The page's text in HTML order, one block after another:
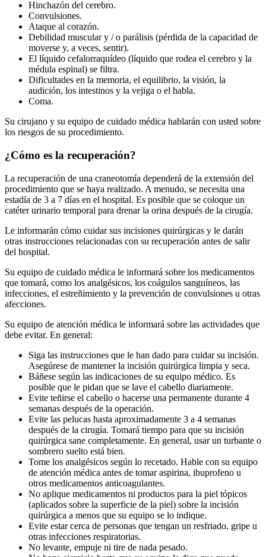
Hinchazón del cerebro.
Convulsiones.
Ataque al corazón.
Debilidad muscular y / o parálisis (pérdida de la capacidad de
moverse y, a veces, sentir).
El líquido cefalorraquídeo (líquido que rodea el cerebro y la
médula espinal) se filtra.
Dificultades en la memoria, el equilibrio, la visión, la
audición, los intestinos y la vejiga o el habla.
Coma.
Su cirujano y su equipo de cuidado médica hablarán con usted sobre
los riesgos de su procedimiento.
¿Cómo es la recuperación?
La recuperación de una craneotomía dependerá de la extensión del
procedimiento que se haya realizado. A menudo, se necesita una
estadía de 3 a 7 días en el hospital. Es posible que se coloque un
catéter urinario temporal para drenar la orina después de la cirugía.
Le informarán cómo cuidar sus incisiones quirúrgicas y le darán
otras instrucciones relacionadas con su recuperación antes de salir
del hospital.
Su equipo de cuidado médica le informará sobre los medicamentos
que tomará, como los analgésicos, los coágulos sanguíneos, las
infecciones, el estreñimiento y la prevención de convulsiones u otras
afecciones.
Su equipo de atención médica le informará sobre las actividades que
debe evitar. En general:
Siga las instrucciones que le han dado para cuidar su incisión.
Asegúrese de mantener la incisión quirúrgica limpia y seca.
Báñese según las indicaciones de su equipo médico. Es
posible que le pidan que se lave el cabello diariamente.
Evite teñirse el cabello o hacerse una permanente durante 4
semanas después de la operación.
Evite las pelucas hasta aproximadamente 3 a 4 semanas
después de la cirugía. Tomará tiempo para que su incisión
quirúrgica sane completamente. En general, usar un turbante o
sombrero suelto está bien.
Tome los analgésicos según lo recetado. Hable con su equipo
de atención médica antes de tomar aspirina, ibuprofeno u
otros medicamentos anticoagulantes.
No aplique medicamentos ni productos para la piel tópicos
(aplicados sobre la superficie de la piel) sobre la incisión
quirúrgica a menos que su equipo se lo indique.
Evite estar cerca de personas que tengan un resfriado, gripe u
otras infecciones respiratorias.
No levante, empuje ni tire de nada pesado.